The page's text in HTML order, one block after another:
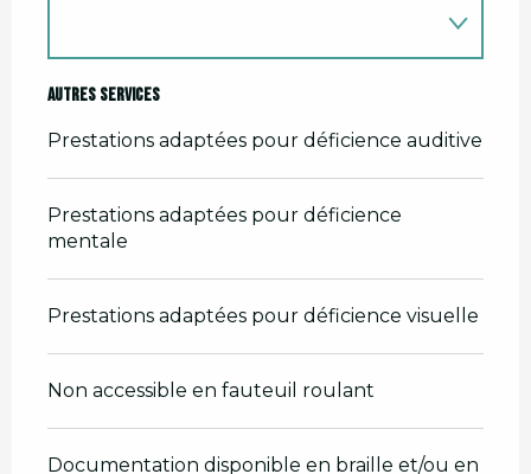
Autres services
Prestations adaptées pour déficience auditive
Prestations adaptées pour déficience
mentale
Prestations adaptées pour déficience visuelle
Non accessible en fauteuil roulant
Documentation disponible en braille et/ou en